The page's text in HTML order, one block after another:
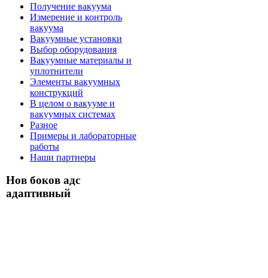
Получение вакуума
Измерение и контроль
вакуума
Вакуумные установки
Выбор оборудования
Вакуумные материалы и
уплотнители
Элементы вакуумных
конструкций
В целом о вакууме и
вакуумных системах
Разное
Примеры и лабораторные
работы
Наши партнеры
Нов боков адс
адаптивный